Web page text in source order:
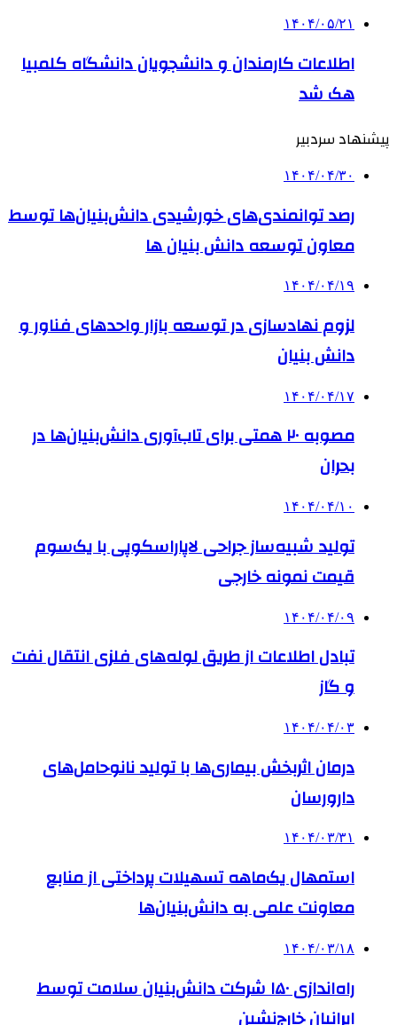
۱۴۰۴/۰۵/۲۱
اطلاعات کارمندان و دانشجویان دانشگاه کلمبیا
هک شد
پیشنهاد سردبیر
۱۴۰۴/۰۴/۳۰
رصد توانمندی‌های خورشیدی دانش‌بنیان‌ها توسط
معاون توسعه دانش‌ بنیان ها
۱۴۰۴/۰۴/۱۹
لزوم نهادسازی در توسعه بازار واحدهای فناور و
دانش بنیان
۱۴۰۴/۰۴/۱۷
مصوبه ۲۰ همتی برای تاب‌آوری دانش‌بنیان‌ها در
بحران
۱۴۰۴/۰۴/۱۰
تولید شبیه‌ساز جراحی لاپاراسکوپی با یک‌سوم
قیمت نمونه خارجی
۱۴۰۴/۰۴/۰۹
تبادل اطلاعات از طریق لوله‌های فلزی انتقال نفت
و گاز
۱۴۰۴/۰۴/۰۳
درمان اثربخش بیماری‌ها با تولید نانوحامل‌های
دارورسان
۱۴۰۴/۰۳/۳۱
استمهال یک‌ماهه تسهیلات پرداختی از منابع
معاونت علمی به دانش‌بنیان‌ها
۱۴۰۴/۰۳/۱۸
راه‌اندازی ۱۵۰ شرکت دانش‌بنیان سلامت توسط
ایرانیان خارج‌نشین